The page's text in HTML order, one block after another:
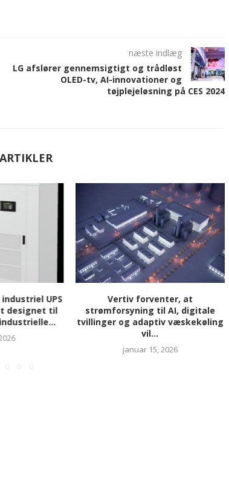
næste indlæg
LG afslører gennemsigtigt og trådløst
OLED-tv, AI-innovationer og
tøjplejeløsning på CES 2024
UPS
designet til
Vertiv forventer, at
strømforsyning til AI, digitale
tvillinger og adaptiv væskekøling
vil...
januar 15, 2026